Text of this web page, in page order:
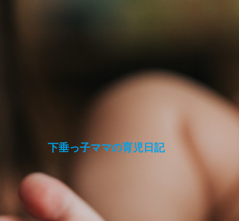
下垂っ子ママの育児日記